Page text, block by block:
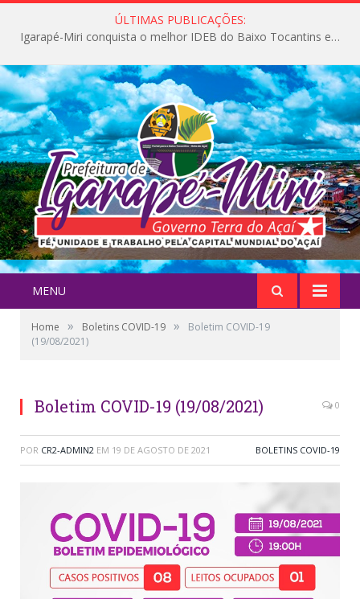
ÚLTIMAS PUBLICAÇÕES:
Igarapé-Miri conquista o melhor IDEB do Baixo Tocantins e avança na qualidade da educação pública
MENU
Home » Boletins COVID-19 »
Boletim COVID-19
(19/08/2021)
Boletim COVID-19 (19/08/2021) 0
POR CR2-ADMIN2 EM 19 DE AGOSTO DE 2021 BOLETINS COVID-19